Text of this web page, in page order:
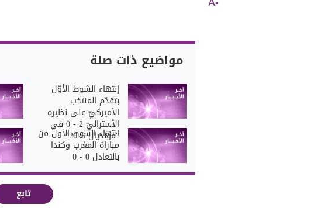
A-
مواضيع ذات صلة
إنتهاء الشوط الأوّل
بتقدّم المنتخب
الأميركيّ على نظيره
الأستراليّ 2 - 0 في
"مونديال 2026"
انتهاء الشوط الأول من
مباراة المغرب وكندا
بالتعادل 0 - 0
تابع